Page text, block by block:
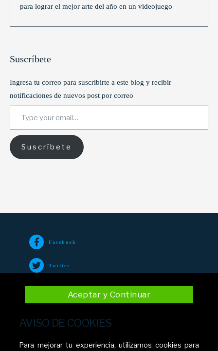
para lograr el mejor arte del año en un videojuego
Suscríbete
Ingresa tu correo para suscribirte a este blog y recibir
notificaciones de nuevos post por correo
Type your email…
Suscríbete
Facebook
Twitter
AVISO DE COOKIES
Para mejorar tu experiencia, utilizamos cookies para
Aceptar y Continuar